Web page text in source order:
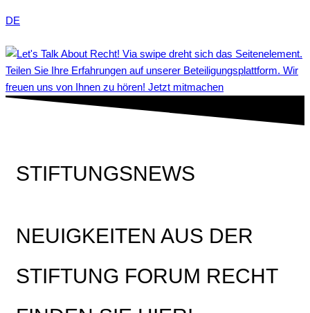
DE
Teilen Sie Ihre Erfahrungen auf unserer Beteiligungsplattform. Wir
freuen uns von Ihnen zu hören! Jetzt mitmachen
STIFTUNGSNEWS
NEUIGKEITEN AUS DER
STIFTUNG FORUM RECHT